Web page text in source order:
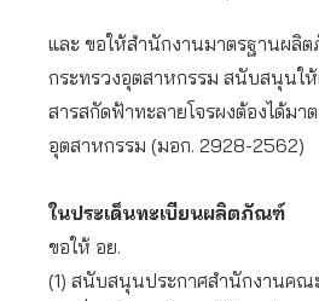
และ ขอให้สำนักงานมาตรฐานผลิ
กระทรวงอุตสาหกรรม สนับสนุนใ
สารสกัดฟ้าทะลายโจรผงต้องได้ม
อุตสาหกรรม (มอก. 2928-2562)
ในประเด็นทะเบียนผลิตภัณฑ์
ขอให้ อย.
(1) สนับสนุนประกาศสำนักงานคณ